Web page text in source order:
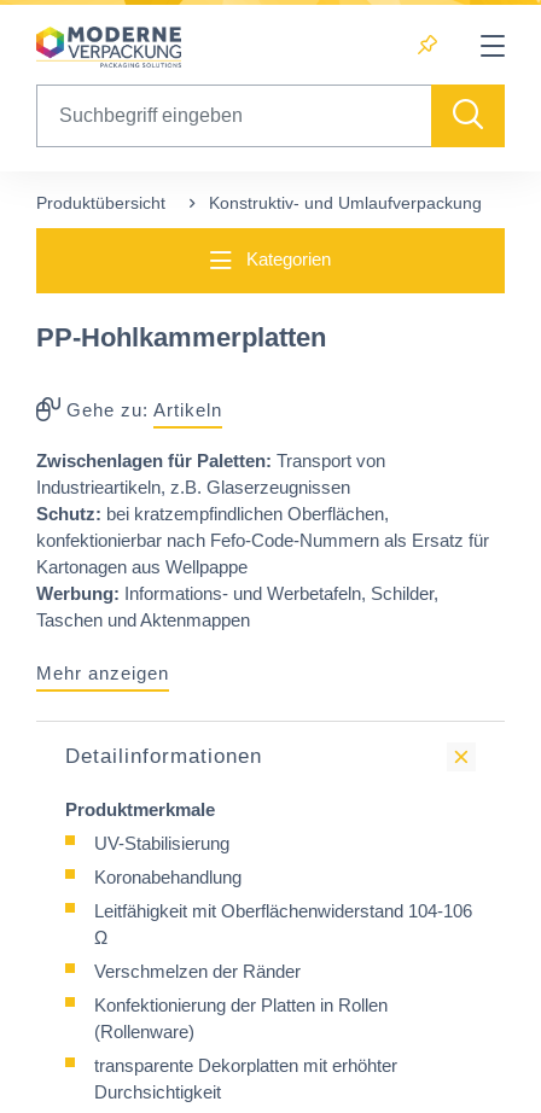
Table Of Content
Produktübersicht Konstruktiv- und Umlaufverpackung
Kategorien
PP-Hohlkammerplatten
Gehe zu: Artikeln
Zwischenlagen für Paletten: Transport von
Industrieartikeln, z.B. Glaserzeugnissen
Schutz: bei kratzempfindlichen Oberflächen,
konfektionierbar nach Fefo-Code-Nummern als Ersatz für
Kartonagen aus Wellpappe
Werbung: Informations- und Werbetafeln, Schilder,
Taschen und Aktenmappen
Mehr anzeigen
Detailinformationen
Produktmerkmale
UV-Stabilisierung
Koronabehandlung
Leitfähigkeit mit Oberflächenwiderstand 104-106
Ω
Verschmelzen der Ränder
Konfektionierung der Platten in Rollen
(Rollenware)
transparente Dekorplatten mit erhöhter
Durchsichtigkeit